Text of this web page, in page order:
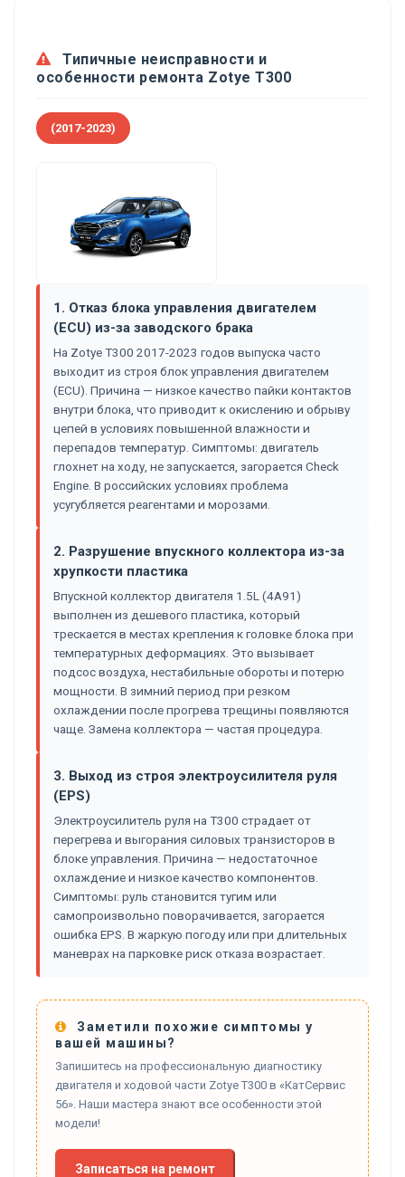
Типичные неисправности и
особенности ремонта Zotye T300
(2017-2023)
1. Отказ блока управления двигателем
(ECU) из-за заводского брака
На Zotye T300 2017-2023 годов выпуска часто
выходит из строя блок управления двигателем
(ECU). Причина — низкое качество пайки контактов
внутри блока, что приводит к окислению и обрыву
цепей в условиях повышенной влажности и
перепадов температур. Симптомы: двигатель
глохнет на ходу, не запускается, загорается Check
Engine. В российских условиях проблема
усугубляется реагентами и морозами.
2. Разрушение впускного коллектора из-за
хрупкости пластика
Впускной коллектор двигателя 1.5L (4A91)
выполнен из дешевого пластика, который
трескается в местах крепления к головке блока при
температурных деформациях. Это вызывает
подсос воздуха, нестабильные обороты и потерю
мощности. В зимний период при резком
охлаждении после прогрева трещины появляются
чаще. Замена коллектора — частая процедура.
3. Выход из строя электроусилителя руля
(EPS)
Электроусилитель руля на T300 страдает от
перегрева и выгорания силовых транзисторов в
блоке управления. Причина — недостаточное
охлаждение и низкое качество компонентов.
Симптомы: руль становится тугим или
самопроизвольно поворачивается, загорается
ошибка EPS. В жаркую погоду или при длительных
маневрах на парковке риск отказа возрастает.
Заметили похожие симптомы у
вашей машины?
Запишитесь на профессиональную диагностику
двигателя и ходовой части Zotye T300 в «КатСервис
56». Наши мастера знают все особенности этой
модели!
Записаться на ремонт